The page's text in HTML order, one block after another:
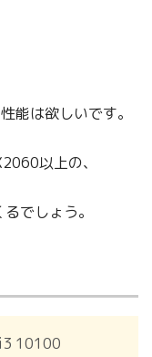
能は欲しいです。
以上の、
でしょう。
10100